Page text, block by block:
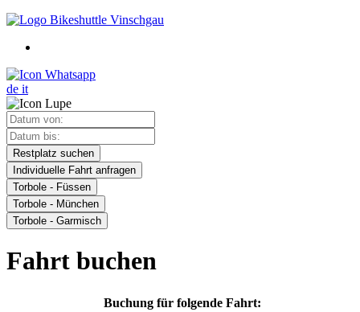
de it
Restplatz suchen
Individuelle Fahrt anfragen
Torbole - Füssen
Torbole - München
Torbole - Garmisch
Fahrt buchen
Buchung für folgende Fahrt: